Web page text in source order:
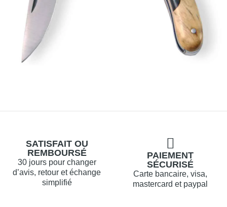
SATISFAIT OU
REMBOURSÉ
30 jours pour changer
d’avis, retour et échange
simplifié
PAIEMENT
SÉCURISÉ
Carte bancaire, visa,
mastercard et paypal